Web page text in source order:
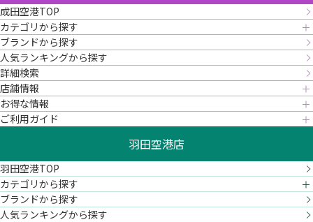
成田空港TOP
カテゴリから探す
ブランドから探す
人気ランキングから探す
詳細検索
店舗情報
お得な情報
ご利用ガイド
羽田空港店
羽田空港TOP
カテゴリから探す
ブランドから探す
人気ランキングから探す